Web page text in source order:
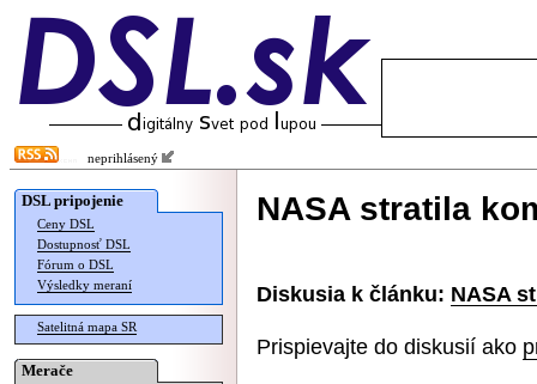
neprihlásený
DSL pripojenie
Ceny DSL
Dostupnosť DSL
Fórum o DSL
Výsledky meraní
Satelitná mapa SR
Merače
NASA stratila
Diskusia k článku: NASA
Prispievajte do diskusií ako